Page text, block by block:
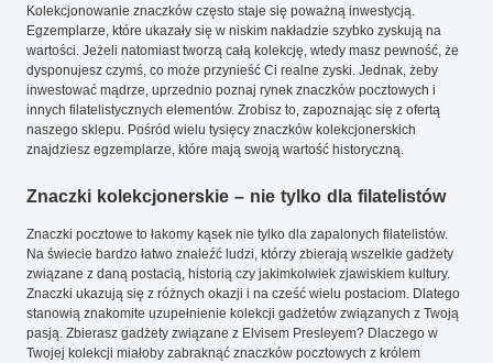
Kolekcjonowanie znaczków często staje się poważną inwestycją.
Egzemplarze, które ukazały się w niskim nakładzie szybko zyskują na
wartości. Jeżeli natomiast tworzą całą kolekcję, wtedy masz pewność, że
dysponujesz czymś, co może przynieść Ci realne zyski. Jednak, żeby
inwestować mądrze, uprzednio poznaj rynek znaczków pocztowych i
innych filatelistycznych elementów. Zrobisz to, zapoznając się z ofertą
naszego sklepu. Pośród wielu tysięcy znaczków kolekcjonerskich
znajdziesz egzemplarze, które mają swoją wartość historyczną.
Znaczki kolekcjonerskie – nie tylko dla filatelistów
Znaczki pocztowe to łakomy kąsek nie tylko dla zapalonych filatelistów.
Na świecie bardzo łatwo znaleźć ludzi, którzy zbierają wszelkie gadżety
związane z daną postacią, historią czy jakimkolwiek zjawiskiem kultury.
Znaczki ukazują się z różnych okazji i na cześć wielu postaciom. Dlatego
stanowią znakomite uzupełnienie kolekcji gadżetów związanych z Twoją
pasją. Zbierasz gadżety związane z Elvisem Presleyem? Dlaczego w
Twojej kolekcji miałoby zabraknąć znaczków pocztowych z królem